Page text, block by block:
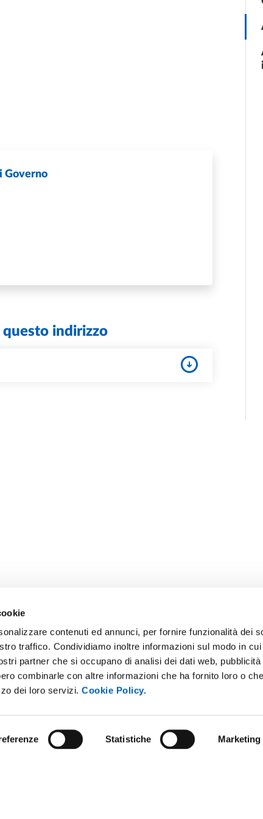
contenuti ed annunci, per fornire funzionalità dei
traffico. Condividiamo inoltre informazioni sul modo in cui
partner che si occupano di analisi dei dati web, pubblicità
combinarle con altre informazioni che ha fornito loro o che
dei loro servizi.Cookie Policy.
Statistiche Marketing
Governo
E ORGANI DI GOVERNO
indirizzo
TRASPARENTE
SOSTIENI L'ATENEO